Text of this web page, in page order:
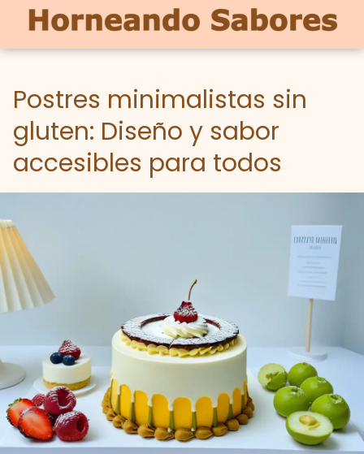
Postres minimalistas sin
gluten: Diseño y sabor
accesibles para todos